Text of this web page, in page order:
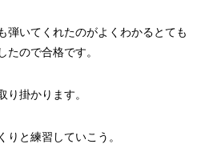
弾いてくれたのがよくわかるとても
たので合格です。
り掛かります。
と練習していこう。